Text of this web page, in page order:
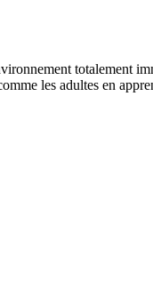
totalement
les adultes en